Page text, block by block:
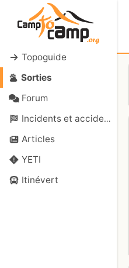
Topoguide
Sorties
Forum
Incidents et accidents
Articles
YETI
Itinévert